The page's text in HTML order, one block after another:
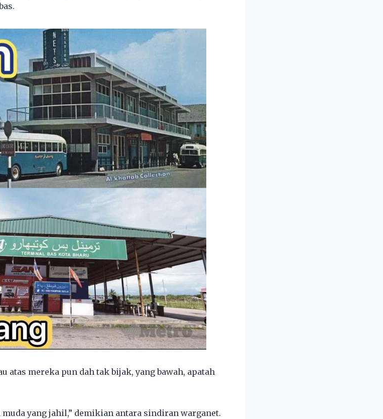
atas mereka pun dah tak bijak, yang bawah, apatah
yang jahil,” demikian antara sindiran warganet.